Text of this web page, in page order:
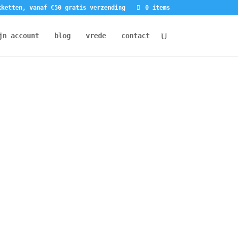
vanaf €50 gratis verzending 0 items
account blog vrede contact